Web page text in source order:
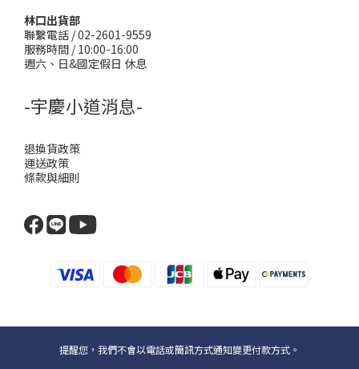
林口出貨部
聯繫電話 / 02-2601-9559
服務時間 / 10:00-16:00
週六、日&國定假日 休息
-宇慶小道消息-
退換貨政策
運送政策
條款與細則
提醒您，我們不會以電話或簡訊方式通知變更付款方式。